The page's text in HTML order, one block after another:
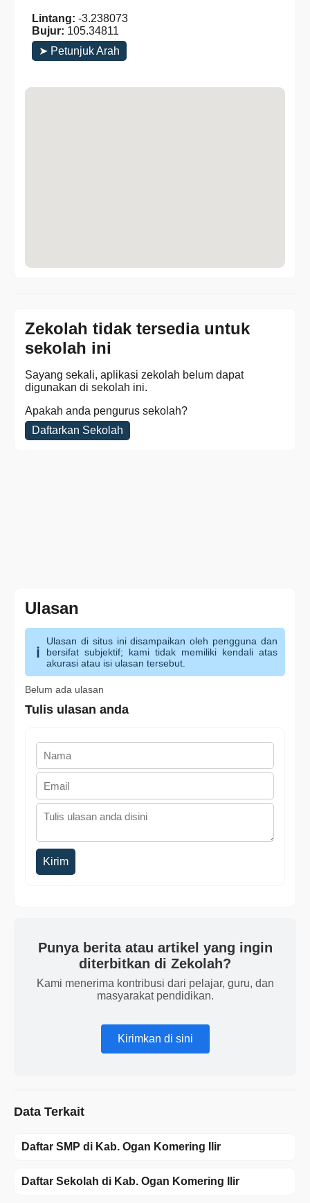
Lintang: -3.238073
Bujur: 105.34811
➤ Petunjuk Arah
Zekolah tidak tersedia untuk
sekolah ini
Sayang sekali, aplikasi zekolah belum dapat
digunakan di sekolah ini.
Apakah anda pengurus sekolah?
Daftarkan Sekolah
Ulasan
Ulasan di situs ini disampaikan oleh pengguna dan
bersifat subjektif; kami tidak memiliki kendali atas
akurasi atau isi ulasan tersebut.
Belum ada ulasan
Tulis ulasan anda
Kirim
Punya berita atau artikel yang ingin
diterbitkan di Zekolah?
Kami menerima kontribusi dari pelajar, guru, dan
masyarakat pendidikan.
Kirimkan di sini
Data Terkait
Daftar SMP di Kab. Ogan Komering Ilir
Daftar Sekolah di Kab. Ogan Komering Ilir